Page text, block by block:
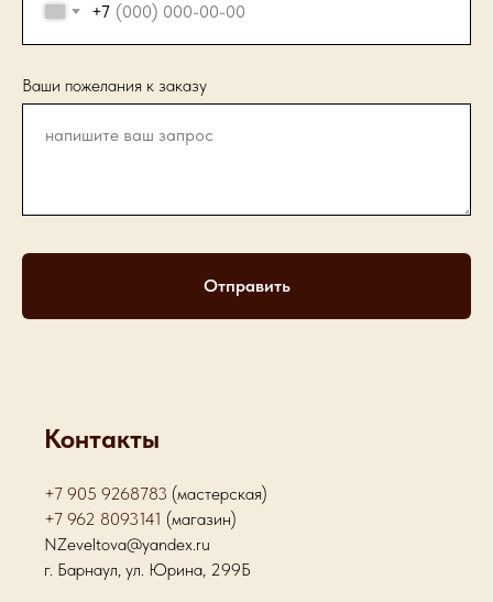
+7
Ваши пожелания к заказу
Отправить
Контакты
+7 905 9268783 (мастерская)
+7 962 8093141 (магазин)
NZeveltova@yandex.ru
г. Барнаул, ул. Юрина, 299Б